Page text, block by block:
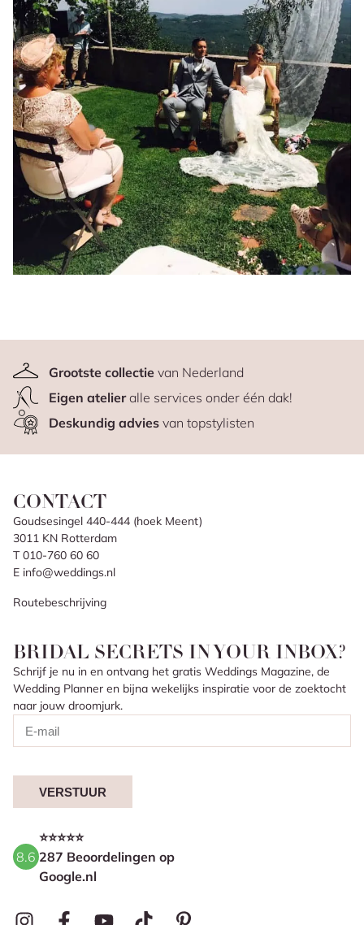
Grootste collectievan Nederland
Eigen atelieralle services onder één dak!
Deskundig adviesvan topstylisten
CONTACT
Goudsesingel 440-444 (hoek Meent)
3011 KN Rotterdam
T 010-760 60 60
E info@weddings.nl
Routebeschrijving
BRIDAL SECRETS IN YOUR INBOX?
Schrijf je nu in en ontvang het gratis Weddings Magazine, de
Wedding Planner en bijna wekelijks inspiratie voor de zoektocht
naar jouw droomjurk.
VERSTUUR
8.6
⭐⭐⭐⭐⭐
287 Beoordelingen op
Google.nl